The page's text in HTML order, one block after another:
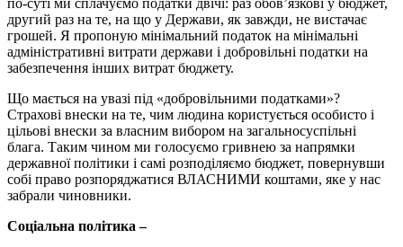
другий раз на те, на що у Держави, як завжди, не вистачає
грошей. Я пропоную мінімальний податок на мінімальні
адміністративні витрати держави і добровільні податки на
забезпечення інших витрат бюджету.
Що мається на увазі під «добровільними податками»?
Страхові внески на те, чим людина користується особисто і
цільові внески за власним вибором на загальносуспільні
блага. Таким чином ми голосуємо гривнею за напрямки
державної політики і самі розподіляємо бюджет, повернувши
собі право розпоряджатися ВЛАСНИМИ коштами, яке у нас
забрали чиновники.
Соціальна політика –